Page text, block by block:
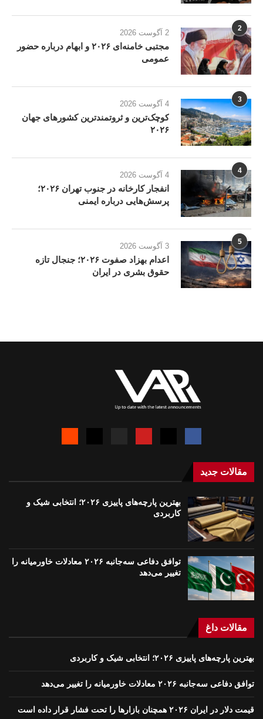
2 2 آگوست 2026
مجتبی خامنه‌ای ۲۰۲۶ و ابهام درباره حضور
عمومی
3 4 آگوست 2026
کوچک‌ترین و ثروتمندترین کشورهای جهان
۲۰۲۶
4 4 آگوست 2026
انفجار کارخانه در جنوب تهران ۲۰۲۶؛
پرسش‌هایی درباره ایمنی
5 3 آگوست 2026
اعدام بهزاد صفوت ۲۰۲۶؛ جنجال تازه
حقوق بشری در ایران
مقالات جدید
بهترین پارچه‌های پاییزی ۲۰۲۶؛ انتخابی شیک و
کاربردی
توافق دفاعی سه‌جانبه ۲۰۲۶ معادلات خاورمیانه را
تغییر می‌دهد
مقالات داغ
بهترین پارچه‌های پاییزی ۲۰۲۶؛ انتخابی شیک و کاربردی
توافق دفاعی سه‌جانبه ۲۰۲۶ معادلات خاورمیانه را تغییر می‌دهد
قیمت دلار در ایران ۲۰۲۶ همچنان بازارها را تحت فشار قرار داده است